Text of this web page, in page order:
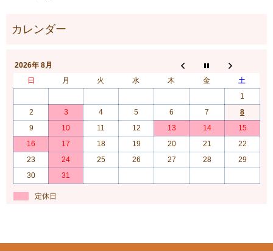
2026年 8月
日
月 火 水 木 金
土
1
2
3 4 5 6 7
8
9
10 11 12 13 14
15
16
17 18 19 20 21
22
23
24 25 26 27 28
29
30
31
定休日